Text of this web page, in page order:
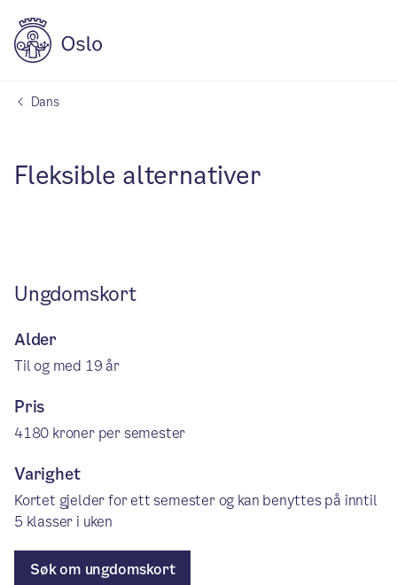
Dans
Fleksible alternativer
Ungdomskort
Alder
Til og med 19 år
Pris
4180 kroner per semester
Varighet
Kortet gjelder for ett semester og kan benyttes på inntil
5 klasser i uken
Søk om ungdomskort